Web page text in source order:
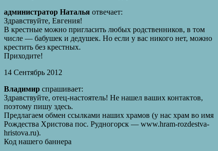
администратор Наталья отвечает:
Здравствуйте, Евгения!
В крестные можно пригласить любых родственников, в том
числе — бабушек и дедушек. Но если у вас никого нет, можно
крестить без крестных.
Приходите!
14 Сентябрь 2012
Владимир спрашивает:
Здравствуйте, отец-настоятель! Не нашел ваших контактов,
поэтому пишу здесь.
Предлагаем обмен ссылками наших храмов (у нас храм во имя
Рождества Христова пос. Рудногорск — www.hram-rozdestva-
hristova.ru).
Код нашего баннера